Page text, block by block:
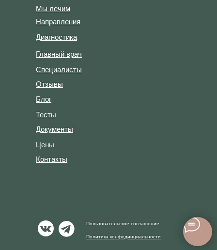
Специалисты
Отзывы
Цены
Документы
Блог
Главный врач
Направления
Мы лечим
Диагностика
Тесты
Контакты
Политика конфединциальности
Пользовательское соглашение